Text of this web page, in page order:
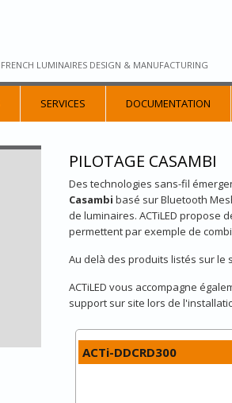
FRENCH LUMINAIRES DESIGN & MANUFACTURING
SERVICES DOCUMENTATION
PILOTAGE CASAMBI
Des technologies sans-fil
Casambi basé sur Bluetooth
de luminaires. ACTiLED propose
permettent par exemple de
Au delà des produits listés sur
ACTiLED vous accompagne
support sur site lors de
ACTi-DDCRD300